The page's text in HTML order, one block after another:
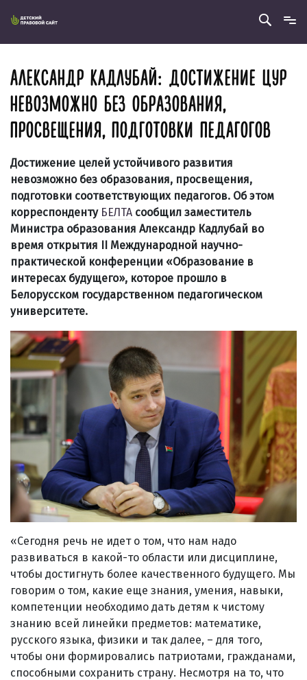
АЛЕКСАНДР КАДЛУБАЙ: ДОСТИЖЕНИЕ ЦУР
НЕВОЗМОЖНО БЕЗ ОБРАЗОВАНИЯ,
ПРОСВЕЩЕНИЯ, ПОДГОТОВКИ ПЕДАГОГОВ
Достижение целей устойчивого развития
невозможно без образования, просвещения,
подготовки соответствующих педагогов. Об этом
корреспонденту БЕЛТА сообщил заместитель
Министра образования Александр Кадлубай во
время открытия II Международной научно-
практической конференции «Образование в
интересах будущего», которое прошло в
Белорусском государственном педагогическом
университете.
«Сегодня речь не идет о том, что нам надо
развиваться в какой-то области или дисциплине,
чтобы достигнуть более качественного будущего. Мы
говорим о том, какие еще знания, умения, навыки,
компетенции необходимо дать детям к чистому
знанию всей линейки предметов: математике,
русского языка, физики и так далее, – для того,
чтобы они формировались патриотами, гражданами,
способными сохранить страну. Несмотря на то, что